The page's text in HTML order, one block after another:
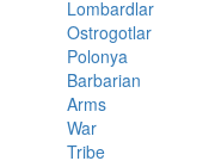
Lombardlar
Ostrogotlar
Polonya
Barbarian
Arms
War
Tribe